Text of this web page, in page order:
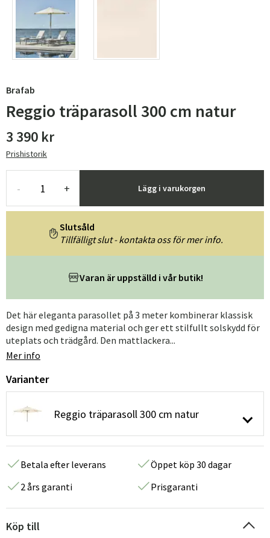
Brafab
Reggio träparasoll 300 cm natur
3 390 kr
Prishistorik
- + Lägg i varukorgen
Varan är uppställd i vår butik!
Slutsåld
Tillfälligt slut - kontakta oss för mer info.
Det här eleganta parasollet på 3 meter kombinerar klassisk
design med gedigna material och ger ett stilfullt solskydd för
uteplats och trädgård. Den mattlackera...
Mer info
Varianter
Reggio träparasoll 300 cm natur
Betala efter leverans
Öppet köp 30 dagar
2 års garanti
Prisgaranti
Köp till